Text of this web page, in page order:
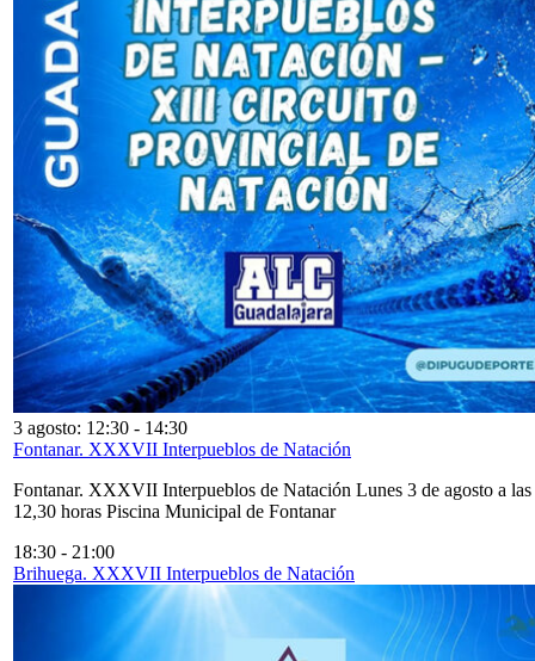
3 agosto: 12:30 - 14:30
Fontanar. XXXVII Interpueblos de Natación
Fontanar. XXXVII Interpueblos de Natación Lunes 3 de agosto a las
12,30 horas Piscina Municipal de Fontanar
18:30 - 21:00
Brihuega. XXXVII Interpueblos de Natación